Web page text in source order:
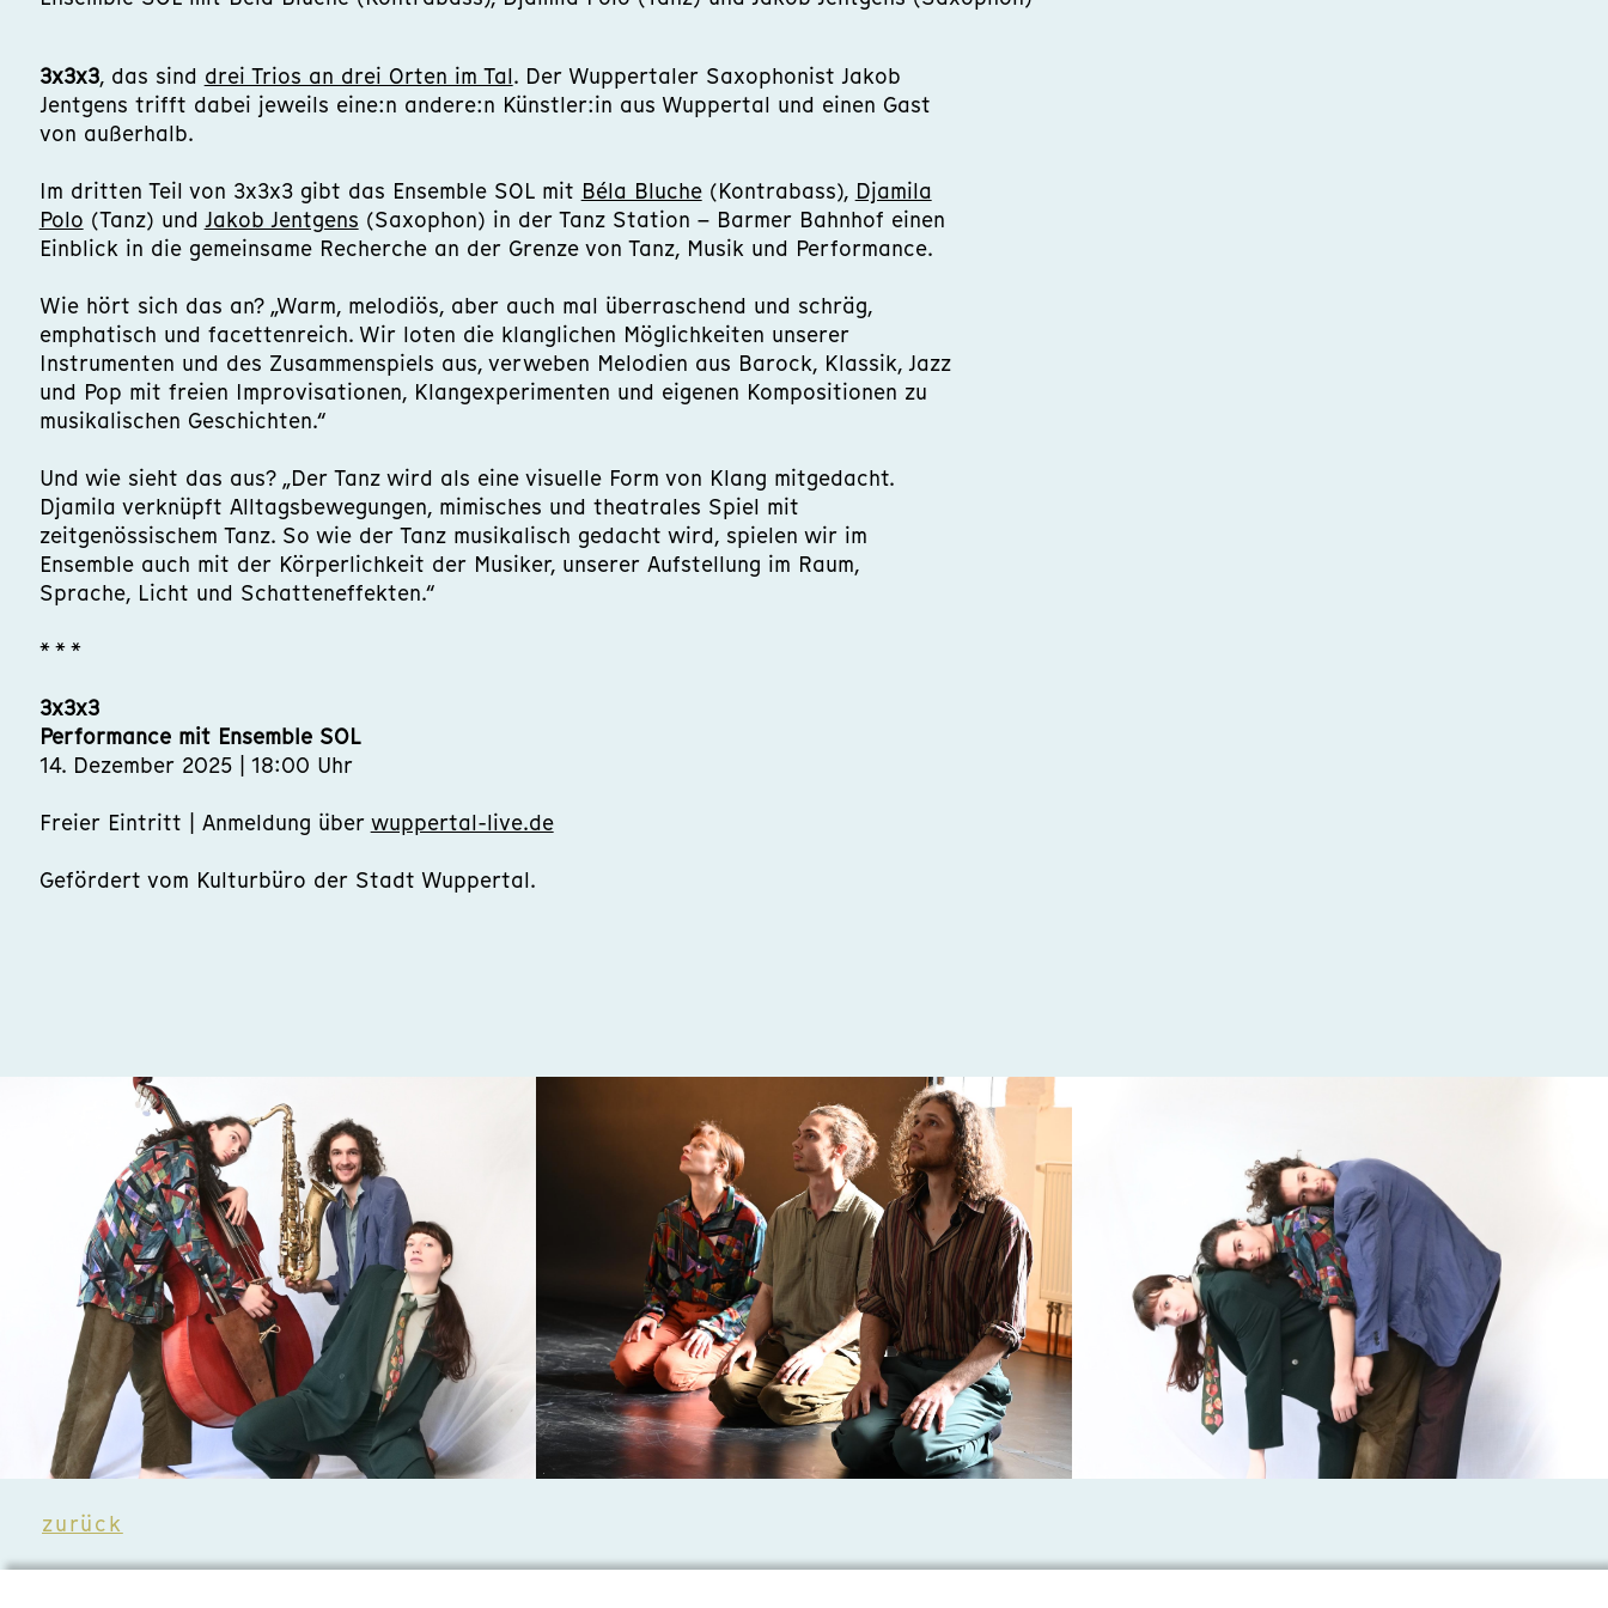
3x3x3, das sind drei Trios an drei Orten im Tal. Der Wuppertaler Saxophonist Jakob
Jentgens trifft dabei jeweils eine:n andere:n Künstler:in aus Wuppertal und einen Gast
von außerhalb.
Im dritten Teil von 3x3x3 gibt das Ensemble SOL mit Béla Bluche(Kontrabass), Djamila
Polo (Tanz) und Jakob Jentgens (Saxophon) in der Tanz Station – Barmer Bahnhof einen
Einblick in die gemeinsame Recherche an der Grenze von Tanz, Musik und Performance.
Wie hört sich das an? „Warm, melodiös, aber auch mal überraschend und schräg,
emphatisch und facettenreich. Wir loten die klanglichen Möglichkeiten unserer
Instrumenten und des Zusammenspiels aus, verweben Melodien aus Barock, Klassik, Jazz
und Pop mit freien Improvisationen, Klangexperimenten und eigenen Kompositionen zu
musikalischen Geschichten.“
Und wie sieht das aus? „Der Tanz wird als eine visuelle Form von Klang mitgedacht.
Djamila verknüpft Alltagsbewegungen, mimisches und theatrales Spiel mit
zeitgenössischem Tanz. So wie der Tanz musikalisch gedacht wird, spielen wir im
Ensemble auch mit der Körperlichkeit der Musiker, unserer Aufstellung im Raum,
Sprache, Licht und Schatteneffekten.“
* * *
3x3x3
Performance mit Ensemble SOL
14. Dezember 2025 | 18:00 Uhr
Freier Eintritt | Anmeldung über wuppertal-live.de
Gefördert vom Kulturbüro der Stadt Wuppertal.
zurück